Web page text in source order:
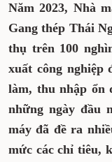
Năm 2023, Nhà
Gang thép Thái
thụ trên 100
xuất công nghiệp
làm, thu nhập ổn
những ngày đầu
máy đã đề ra
mức các chỉ tiêu,